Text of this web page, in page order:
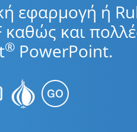
εφαρμογή ή
καθώς και
® PowerPoint.